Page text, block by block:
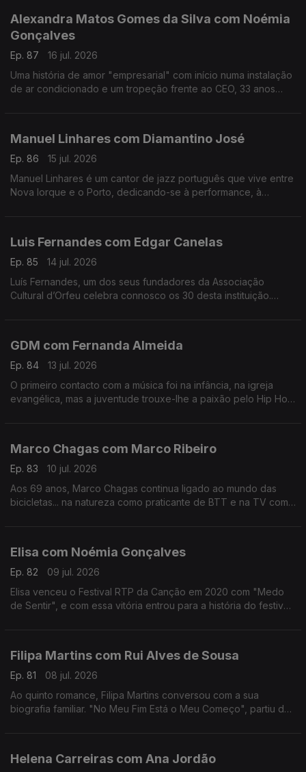
Alexandra Matos Gomes da Silva com Noémia
Gonçalves
Ep. 87
16 jul. 2026
Uma história de amor "empresarial" com início numa instalação
de ar condicionado e um tropeção frente ao CEO, 33 anos
Manuel Linhares com Diamantino José
Ep. 86
15 jul. 2026
Manuel Linhares é um cantor de jazz português que vive entre
Nova Iorque e o Porto, dedicando-se à performance, à
Luis Fernandes com Edgar Canelas
Ep. 85
14 jul. 2026
Luís Fernandes, um dos seus fundadores da Associação
Cultural d’Orfeu celebra connosco os 30 desta instituição.
GDM com Fernanda Almeida
Ep. 84
13 jul. 2026
O primeiro contacto com a música foi na infância, na igreja
evangélica, mas a juventude trouxe-lhe a paixão pelo Hip Hop
Marco Chagas com Marco Ribeiro
Ep. 83
10 jul. 2026
Aos 69 anos, Marco Chagas continua ligado ao mundo das
bicicletas... na natureza como praticante de BTT e na TV como
Elisa com Noémia Gonçalves
Ep. 82
09 jul. 2026
Elisa venceu o Festival RTP da Canção em 2020 com "Medo
de Sentir", e com essa vitória entrou para a história do festival,
Filipa Martins com Rui Alves de Sousa
Ep. 81
08 jul. 2026
Ao quinto romance, Filipa Martins conversou com a sua
biografia familiar. "No Meu Fim Está o Meu Começo", partiu de
Helena Carreiras com Ana Jordão